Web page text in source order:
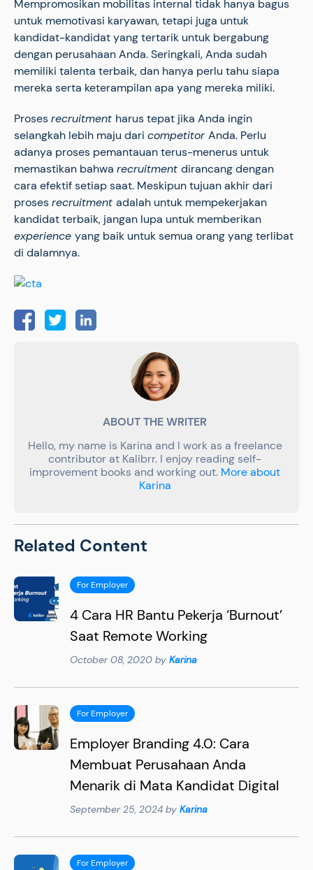
Mempromosikan mobilitas internal tidak hanya bagus
untuk memotivasi karyawan, tetapi juga untuk
kandidat-kandidat yang tertarik untuk bergabung
dengan perusahaan Anda. Seringkali, Anda sudah
memiliki talenta terbaik, dan hanya perlu tahu siapa
mereka serta keterampilan apa yang mereka miliki.
Prosesrecruitment harus tepat jika Anda ingin
selangkah lebih maju dari competitor Anda. Perlu
adanya proses pemantauan terus-menerus untuk
memastikan bahwa recruitment dirancang dengan
cara efektif setiap saat. Meskipun tujuan akhir dari
prosesrecruitment adalah untuk mempekerjakan
kandidat terbaik, jangan lupa untuk memberikan
experience yang baik untuk semua orang yang terlibat
di dalamnya.
ABOUT THE WRITER
Hello, my name is Karina and I work as a freelance
contributor at Kalibrr. I enjoy reading self-
improvement books and working out. More about
Karina
Related Content
For Employer
4 Cara HR Bantu Pekerja ‘Burnout’
Saat Remote Working
October 08, 2020 by Karina
For Employer
Employer Branding 4.0: Cara
Membuat Perusahaan Anda
Menarik di Mata Kandidat Digital
September 25, 2024 by Karina
For Employer